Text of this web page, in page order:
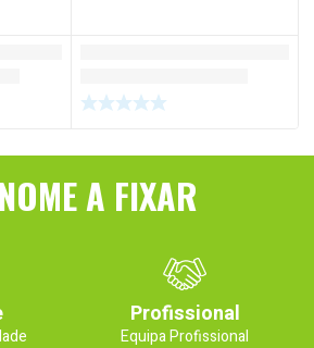
A FIXAR
Profissional
Equipa Profissional